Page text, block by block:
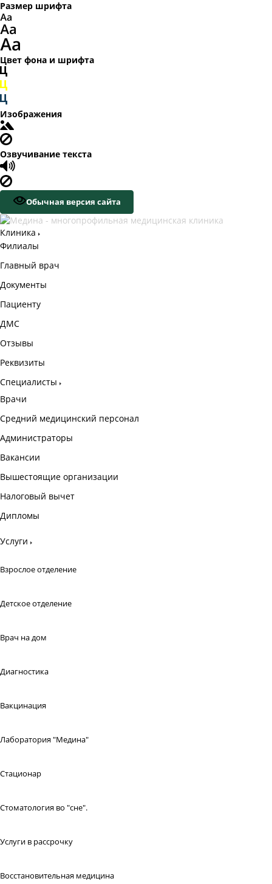
Размер шрифта
Цвет фона и шрифта
Изображения
Озвучивание текста
Обычная версия сайта
Клиника
Филиалы
Главный врач
Документы
Пациенту
ДМС
Отзывы
Реквизиты
Специалисты
Врачи
Средний медицинский персонал
Администраторы
Вакансии
Вышестоящие организации
Налоговый вычет
Дипломы
Услуги
Взрослое отделение
Детское отделение
Врач на дом
Диагностика
Вакцинация
Лаборатория "Медина"
Стационар
Стоматология во "сне".
Услуги в рассрочку
Восстановительная медицина